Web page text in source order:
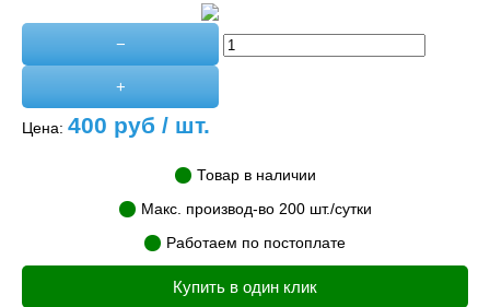
−
+
Цена: 400 руб / шт.
Товар в наличии
Макс. производ-во 200 шт./сутки
Работаем по постоплате
Купить в один клик